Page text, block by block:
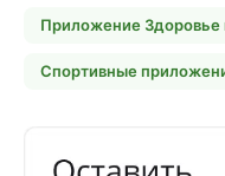
Приложение Здоровье
Спортивные